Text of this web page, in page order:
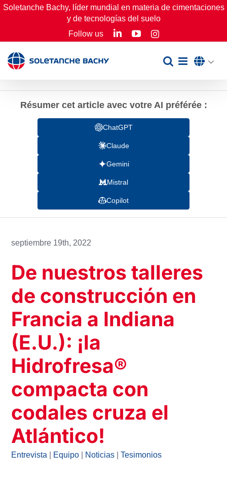
Skip
Soletanche Bachy, líder mundial en materia de cimentaciones
y de tecnologías del suelo
Follow us
LinkedInYouTubeInstagram
Résumer cet article avec votre AI préférée :
ChatGPT
Claude
Gemini
Mistral
Copilot
septiembre 19th, 2022
De nuestros talleres
de construcción en
Francia a Indiana
(E.U.): ¡la
Hidrofresa®
compacta con
codales cruza el
Atlántico!
Entrevista Equipo Noticias |Tesimonios